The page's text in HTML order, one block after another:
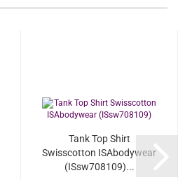
Tank Top Shirt
Swisscotton ISAbodywear
(ISsw708109)...